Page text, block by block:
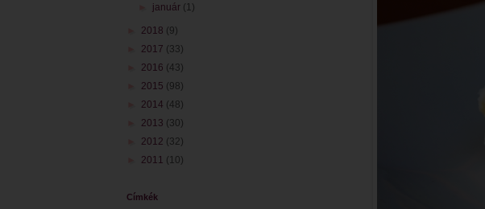
január (1)
2018 (9)
2017 (33)
2016 (43)
2015 (98)
2014 (48)
2013 (30)
2012 (32)
2011 (10)
Címkék